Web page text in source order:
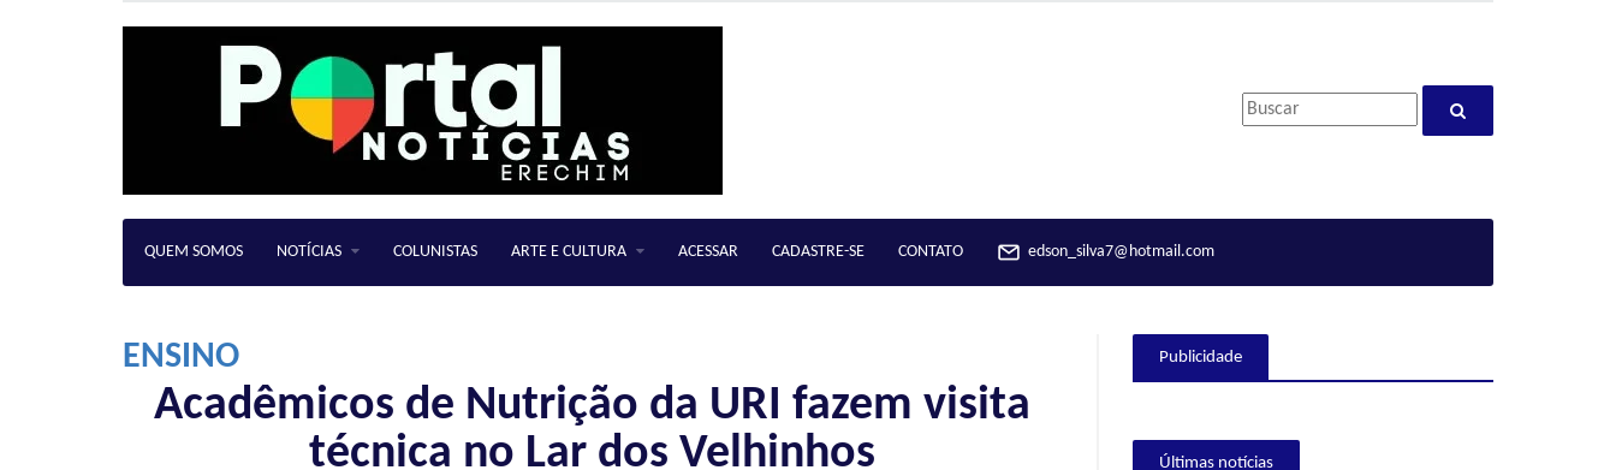
QUEM SOMOS NOTÍCIAS COLUNISTAS ARTE E CULTURA ACESSAR CADASTRE-SE CONTATO edson_silva7@hotmail.com
ENSINO
Acadêmicos de Nutrição da URI fazem visita
técnica no Lar dos Velhinhos
Publicidade
Últimas notícias